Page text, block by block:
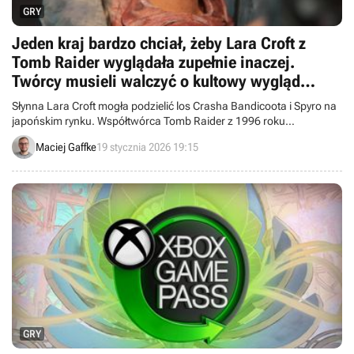
GRY
Jeden kraj bardzo chciał, żeby Lara Croft z
Tomb Raider wyglądała zupełnie inaczej.
Twórcy musieli walczyć o kultowy wygląd
ikonicznej bohaterki
Słynna Lara Croft mogła podzielić los Crasha Bandicoota i Spyro na
japońskim rynku. Współtwórca Tomb Raider z 1996 roku
przypomniał, że azjatycki wydawca sugerował zmiany w wyglądzie
archeolog.Maciej Gaffke19 stycznia 2026 19:15
GRY